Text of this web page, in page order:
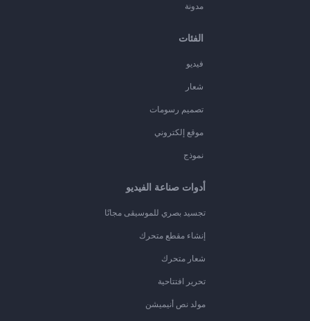
مدونة
الفئات
فيديو
شعار
تصميم رسومات
موقع إلكتروني
نموذج
أدوات صناعة الفيديو
تجسيد بصري للموسيقى مجانًا
إنشاء مقطع متحرك
شعار متحرك
تحرير افتتاحية
مولد نص أنيميشن